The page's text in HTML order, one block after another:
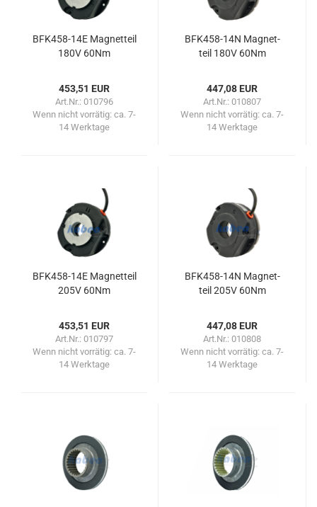
BFK458-​​14E Ma­gnet­teil
180V 60Nm
453,51 EUR
Art.Nr.: 010796
Wenn nicht vorrätig: ca. 7-
14 Werktage
BFK458-​​14N Ma­gnet­
teil 180V 60Nm
447,08 EUR
Art.Nr.: 010807
Wenn nicht vorrätig: ca. 7-
14 Werktage
BFK458-​​14E Ma­gnet­teil
205V 60Nm
453,51 EUR
Art.Nr.: 010797
Wenn nicht vorrätig: ca. 7-
14 Werktage
BFK458-​​14N Ma­gnet­
teil 205V 60Nm
447,08 EUR
Art.Nr.: 010808
Wenn nicht vorrätig: ca. 7-
14 Werktage